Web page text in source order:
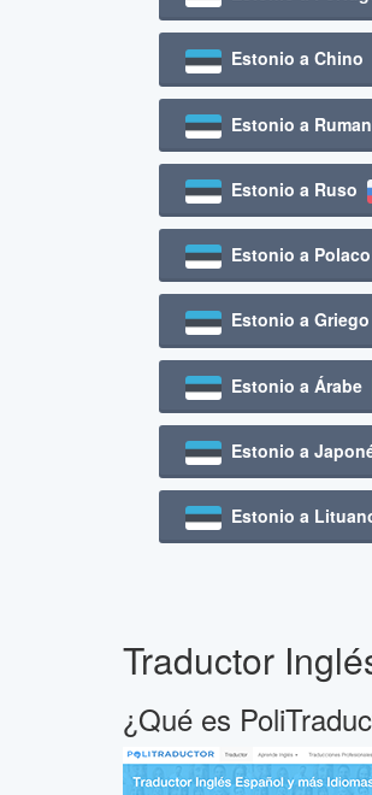
Estonio a Chino
Estonio a
Estonio a Ruso
Estonio a Polaco
Estonio a Griego
Estonio a Árabe
Estonio a
Estonio a
Traductor
¿Qué es